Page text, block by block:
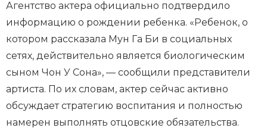
Агентство актера официально подтвердило
информацию о рождении ребенка. «Ребенок, о
котором рассказала Мун Га Би в социальных
сетях, действительно является биологическим
сыном Чон У Сона», — сообщили представители
артиста. По их словам, актер сейчас активно
обсуждает стратегию воспитания и полностью
намерен выполнять отцовские обязательства.